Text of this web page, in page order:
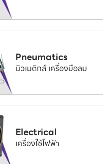
Pneumatics
นิวเมติกส์ เครื่องมือลม
Electrical
เครื่องใช้ไฟฟ้า